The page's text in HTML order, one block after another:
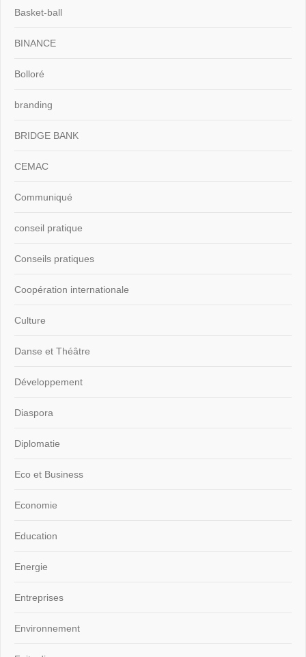
Basket-ball
BINANCE
Bolloré
branding
BRIDGE BANK
CEMAC
Communiqué
conseil pratique
Conseils pratiques
Coopération internationale
Culture
Danse et Théâtre
Développement
Diaspora
Diplomatie
Eco et Business
Economie
Education
Energie
Entreprises
Environnement